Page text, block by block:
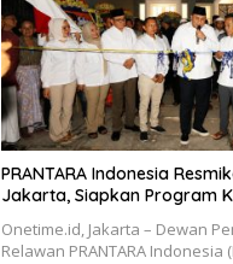
PRANTARA Indonesia
Jakarta, Siapkan Program
Onetime.id, Jakarta – Dewan
Relawan PRANTARA